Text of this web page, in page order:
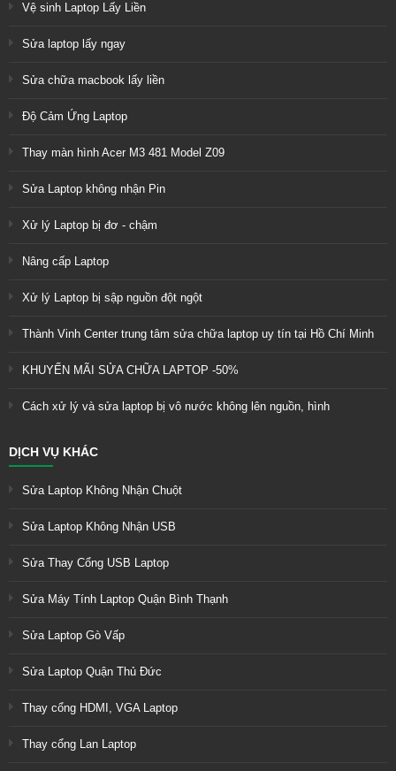
Vệ sinh Laptop Lấy Liền
Sửa laptop lấy ngay
Sửa chữa macbook lấy liền
Độ Cảm Ứng Laptop
Thay màn hình Acer M3 481 Model Z09
Sửa Laptop không nhận Pin
Xử lý Laptop bị đơ - chậm
Nâng cấp Laptop
Xử lý Laptop bị sập nguồn đột ngột
Thành Vinh Center trung tâm sửa chữa laptop uy tín tại Hồ Chí Minh
KHUYẾN MÃI SỬA CHỮA LAPTOP -50%
Cách xử lý và sửa laptop bị vô nước không lên nguồn, hình
DỊCH VỤ KHÁC
Sửa Laptop Không Nhận Chuột
Sửa Laptop Không Nhận USB
Sửa Thay Cổng USB Laptop
Sửa Máy Tính Laptop Quận Bình Thạnh
Sửa Laptop Gò Vấp
Sửa Laptop Quận Thủ Đức
Thay cổng HDMI, VGA Laptop
Thay cổng Lan Laptop